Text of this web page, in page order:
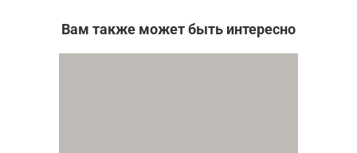
Вам также может быть интересно